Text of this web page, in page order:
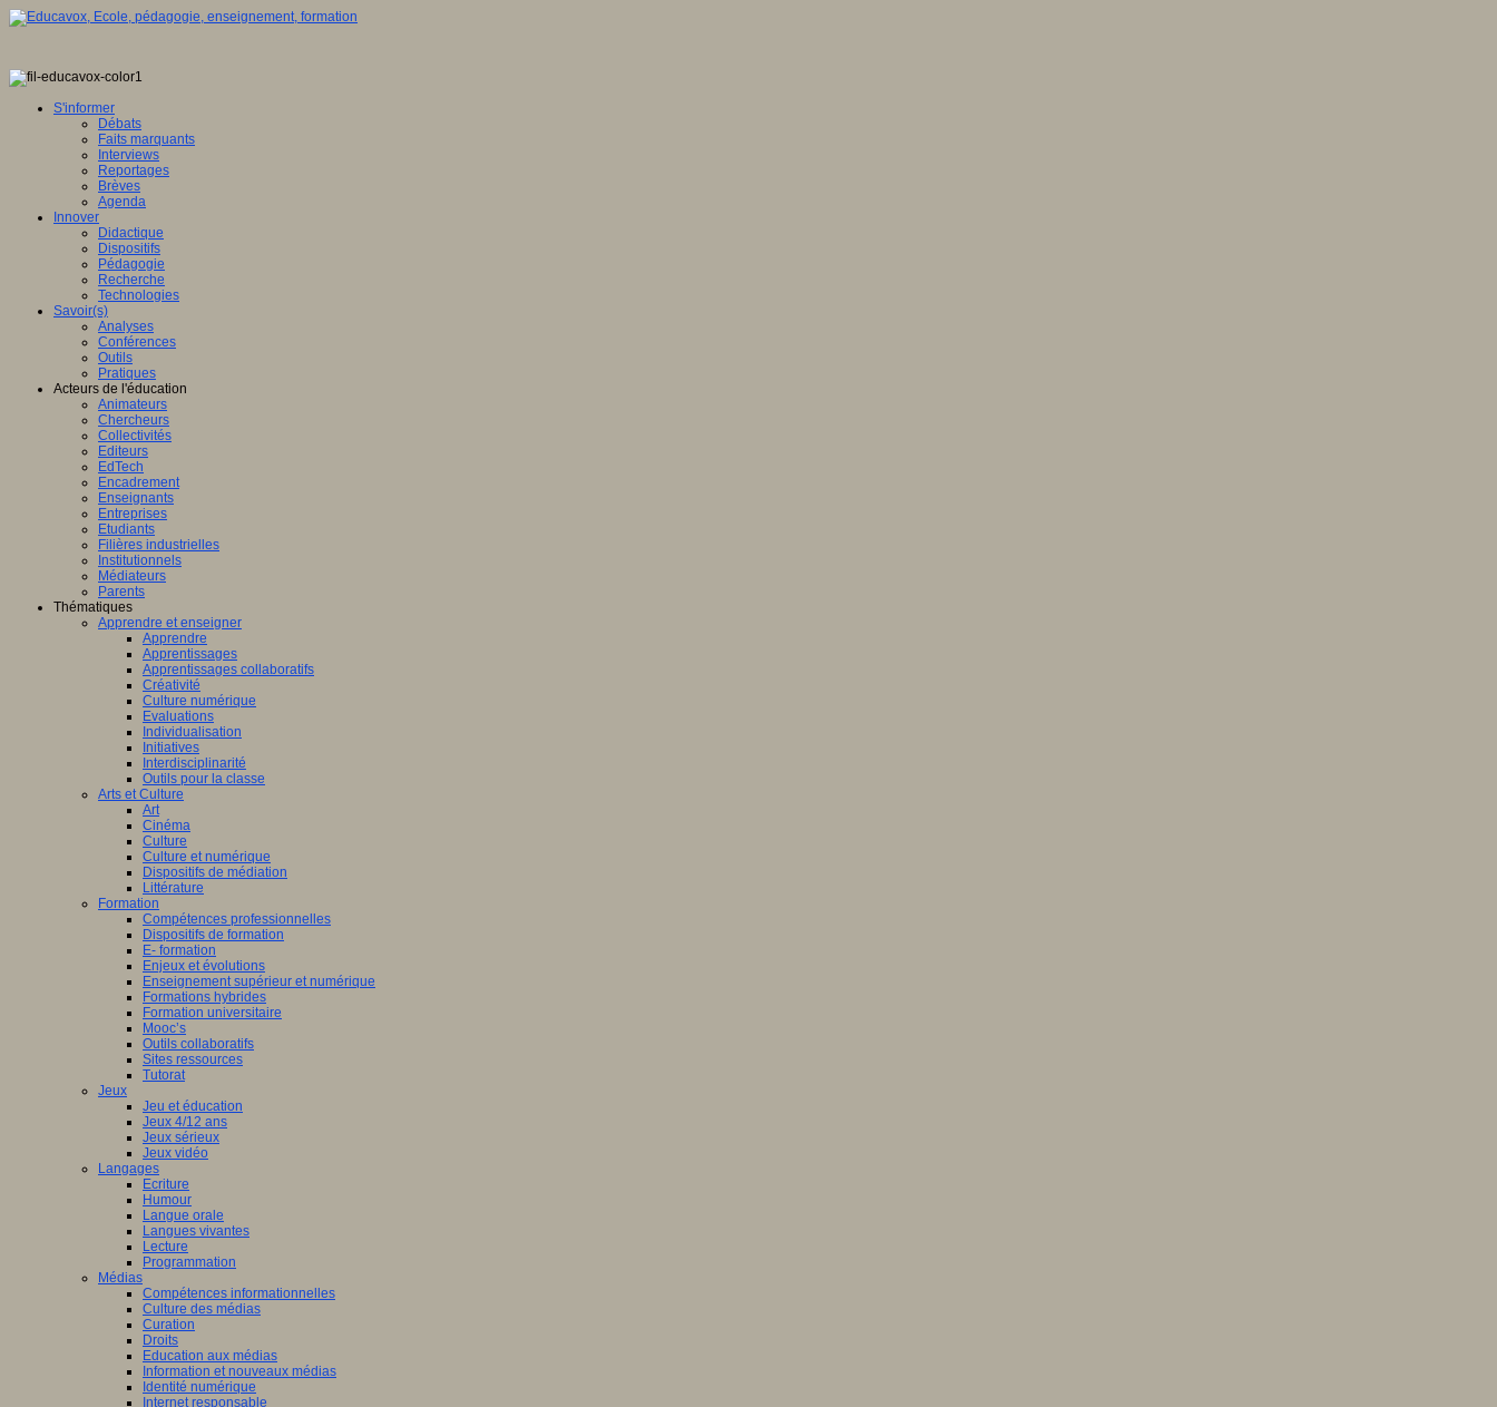
S'informer
Débats
Faits marquants
Interviews
Reportages
Brèves
Agenda
Innover
Didactique
Dispositifs
Pédagogie
Recherche
Technologies
Savoir(s)
Analyses
Conférences
Outils
Pratiques
Acteurs de l'éducation
Animateurs
Chercheurs
Collectivités
Editeurs
EdTech
Encadrement
Enseignants
Entreprises
Etudiants
Filières industrielles
Institutionnels
Médiateurs
Parents
Thématiques
Apprendre et enseigner
Apprendre
Apprentissages
Apprentissages collaboratifs
Créativité
Culture numérique
Evaluations
Individualisation
Initiatives
Interdisciplinarité
Outils pour la classe
Arts et Culture
Art
Cinéma
Culture
Culture et numérique
Dispositifs de médiation
Littérature
Formation
Compétences professionnelles
Dispositifs de formation
E- formation
Enjeux et évolutions
Enseignement supérieur et numérique
Formations hybrides
Formation universitaire
Mooc’s
Outils collaboratifs
Sites ressources
Tutorat
Jeux
Jeu et éducation
Jeux 4/12 ans
Jeux sérieux
Jeux vidéo
Langages
Ecriture
Humour
Langue orale
Langues vivantes
Lecture
Programmation
Médias
Compétences informationnelles
Culture des médias
Curation
Droits
Education aux médias
Information et nouveaux médias
Identité numérique
Internet responsable